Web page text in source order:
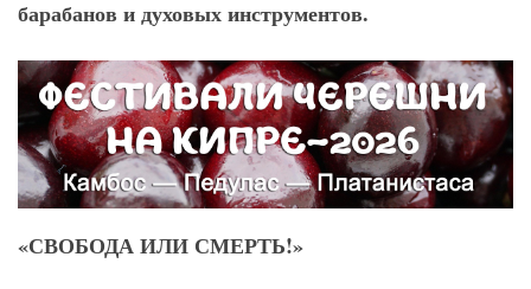
барабанов и духовых инструментов.
«СВОБОДА ИЛИ СМЕРТЬ!»